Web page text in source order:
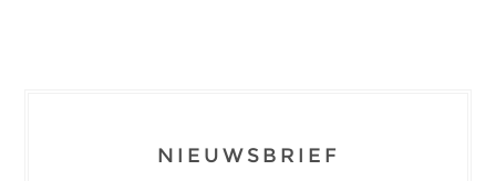
NIEUWSBRIEF